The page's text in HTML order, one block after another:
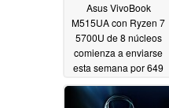
Asus VivoBook
M515UA con Ryzen 7
5700U de 8 núcleos
comienza a enviarse
esta semana por 649
dólares05/11/2021